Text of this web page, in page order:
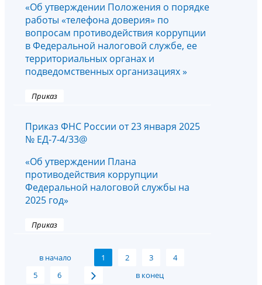
«Об утверждении Положения о порядке
работы «телефона доверия» по
вопросам противодействия коррупции
в Федеральной налоговой службе, ее
территориальных органах и
подведомственных организациях »
Приказ
Приказ ФНС России от 23 января 2025
№ ЕД-7-4/33@
«Об утверждении Плана
противодействия коррупции
Федеральной налоговой службы на
2025 год»
Приказ
в начало 1 2 3
4
5
6 в конец